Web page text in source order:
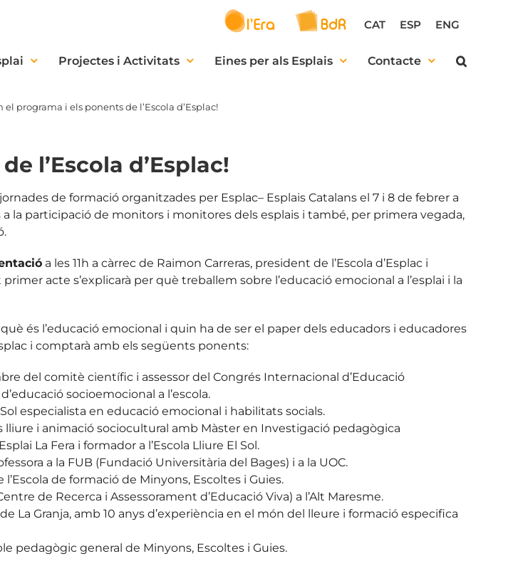
CAT ESP ENG
Projectes i Activitats Eines per als Esplais Contacte
el programa i els ponents de l’Escola d’Esplac!
l’Escola d’Esplac!
de formació organitzades per Esplac– Esplais Catalans el 7 i 8 de febrer a
la participació de monitors i monitores dels esplais i també, per primera vegada,
a les 11h a càrrec de Raimon Carreras, president de l’Escola d’Esplac i
acte s’explicarà per què treballem sobre l’educació emocional a l’esplai i la
què és l’educació emocional i quin ha de ser el paper dels educadors i educadores
i comptarà amb els següents ponents:
del comitè científic i assessor del Congrés Internacional d’Educació
socioemocional a l’escola.
especialista en educació emocional i habilitats socials.
i animació sociocultural amb Màster en Investigació pedagògica
La Fera i formador a l’Escola Lliure El Sol.
a la FUB (Fundació Universitària del Bages) i a la UOC.
de formació de Minyons, Escoltes i Guies.
de Recerca i Assessorament d’Educació Viva) a l’Alt Maresme.
La Granja, amb 10 anys d’experiència en el món del lleure i formació especifica
pedagògic general de Minyons, Escoltes i Guies.